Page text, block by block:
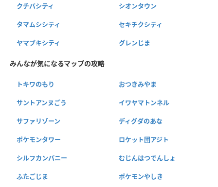
クチバシティ シオンタウン
タマムシシティ セキチクシティ
ヤマブキシティ グレンじま
みんなが気になるマップの攻略
トキワのもり おつきみやま
サントアンヌごう イワヤマトンネル
サファリゾーン ディグダのあな
ポケモンタワー ロケット団アジト
シルフカンパニー むじんはつでんしょ
ふたごじま ポケモンやしき